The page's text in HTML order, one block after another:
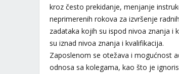
kroz često prekidanje, menjanje
neprimerenih rokova za izvršenje
zadataka kojih su ispod nivoa znanja i
su iznad nivoa znanja i kvalifikacija.
Zaposlenom se otežava i mogućnost
odnosa sa kolegama, kao što je